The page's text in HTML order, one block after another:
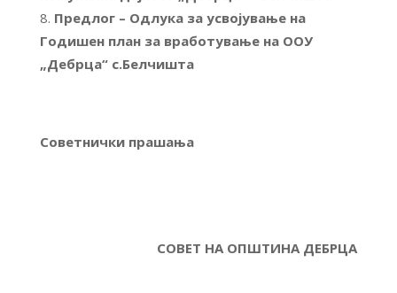
Предлог – Одлука за усвојување на
Годишен план за вработување на ООУ
„Дебрца“ с.Белчишта
Советнички прашања
СОВЕТ НА ОПШТИНА ДЕБРЦА